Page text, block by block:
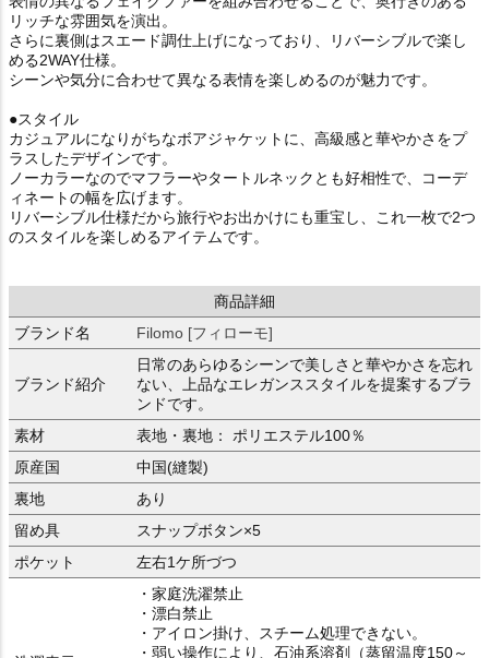
リッチな雰囲気を演出。
さらに裏側はスエード調仕上げになっており、リバーシブルで楽し
める2WAY仕様。
シーンや気分に合わせて異なる表情を楽しめるのが魅力です。
●スタイル
カジュアルになりがちなボアジャケットに、高級感と華やかさをプ
ラスしたデザインです。
ノーカラーなのでマフラーやタートルネックとも好相性で、コーデ
ィネートの幅を広げます。
リバーシブル仕様だから旅行やお出かけにも重宝し、これ一枚で2つ
のスタイルを楽しめるアイテムです。
商品詳細
ブランド名
Filomo [フィローモ]
ブランド紹介
日常のあらゆるシーンで美しさと華やかさを忘れ
ない、上品なエレガンススタイルを提案するブラ
ンドです。
素材
表地・裏地： ポリエステル100％
原産国
中国(縫製)
裏地
あり
留め具
スナップボタン×5
ポケット
左右1ケ所づつ
・家庭洗濯禁止
・漂白禁止
・アイロン掛け、スチーム処理できない。
・弱い操作により、石油系溶剤（蒸留温度150～